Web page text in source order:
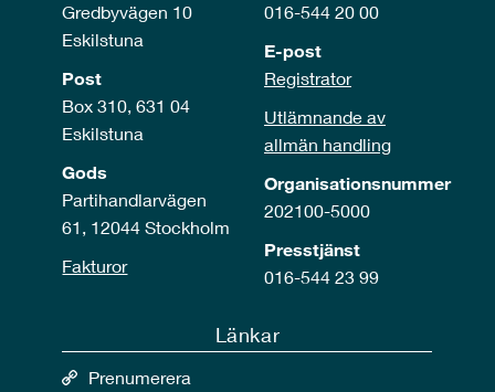
Gredbyvägen 10
Eskilstuna
Post
Box 310, 631 04
Eskilstuna
Gods
Partihandlarvägen
61, 12044 Stockholm
Fakturor
016-544 20 00
E-post
Registrator
Utlämnande av
allmän handling
Organisationsnummer
202100-5000
Presstjänst
016-544 23 99
Länkar
Prenumerera